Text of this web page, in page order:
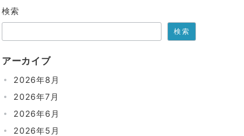
検索
検索
アーカイブ
2026年8月
2026年7月
2026年6月
2026年5月